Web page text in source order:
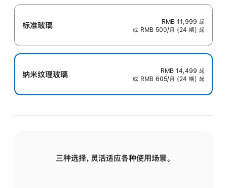
标准玻璃 RMB 11,999 起
或 RMB 500/月 (24 期) 起
纳米纹理玻璃 RMB 14,499 起
或 RMB 605/月 (24 期) 起
三种选择，灵活适应各种使用场景。